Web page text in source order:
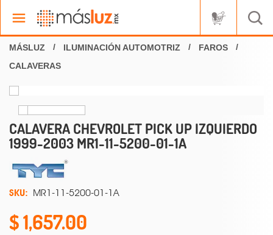
ILUMINACIÓN AUTOMOTRIZ
FAROS
CALAVERAS
CALAVERA CHEVROLET PICK UP IZQUIERDO
1999-2003 MR1-11-5200-01-1A
SKU: MR1-11-5200-01-1A
1,657.00